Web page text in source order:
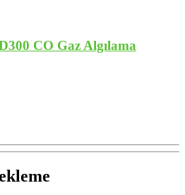
CO Gaz Algılama